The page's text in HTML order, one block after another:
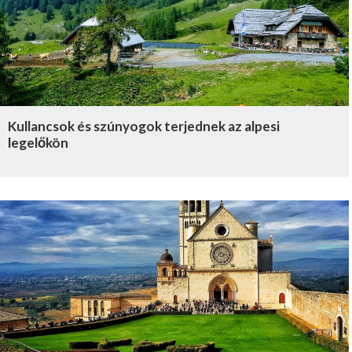
Kullancsok és szúnyogok terjednek az alpesi
legelőkön